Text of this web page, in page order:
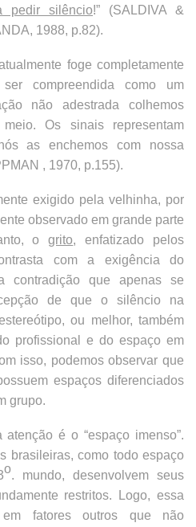
pedir silêncio!” (SALDIVA &
1988, p.82).
foge completamente
compreendida como um
não adestrada colhemos
Os sinais representam
as enchemos com nossa
, 1970, p.155).
exigido pela velhinha, por
observado em grande parte
ogrito, enfatizado pelos
com a exigência do
contradição que apenas se
de que o silêncio na
ou melhor, também
profissional e do espaço em
isso, podemos observar que
espaços diferenciados
grupo.
é o “espaço imenso”.
brasileiras, como todo espaço
o. mundo, desenvolvem seus
restritos. Logo, essa
fatores outros que não